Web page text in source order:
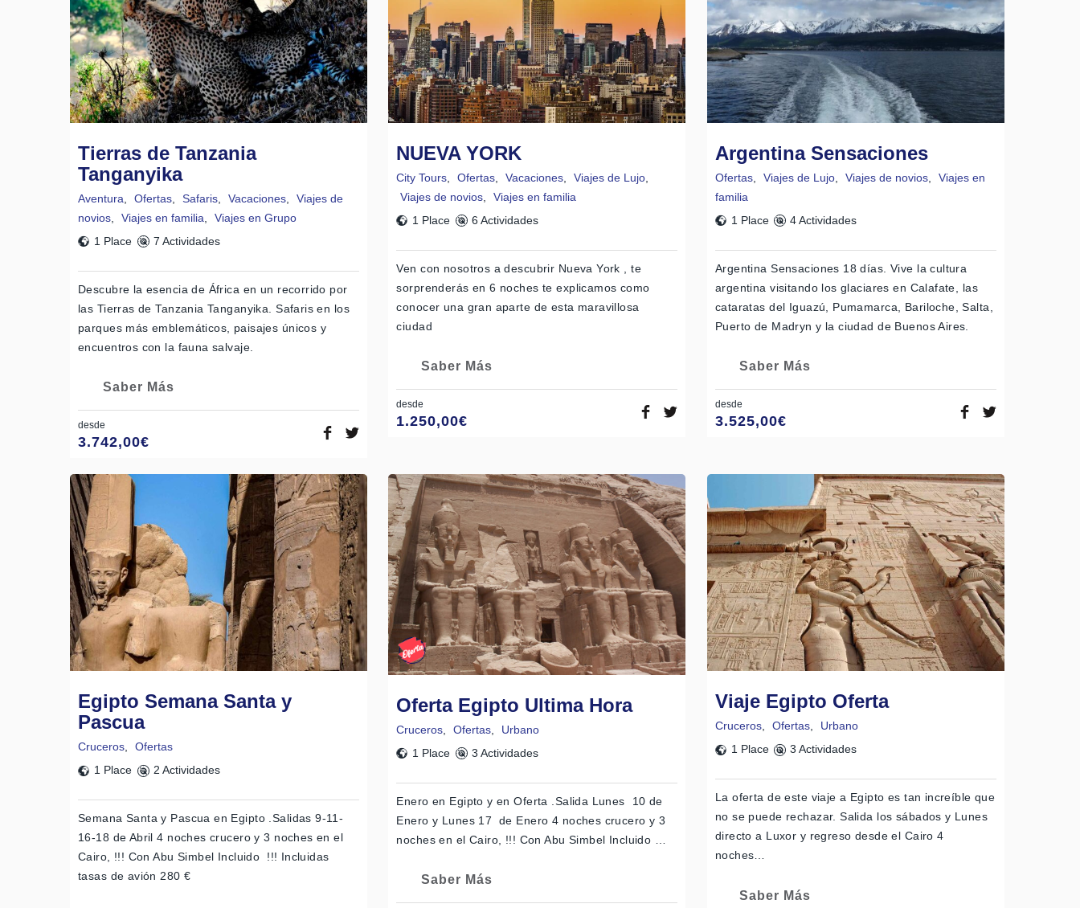
Tierras de Tanzania
Tanganyika
Aventura Ofertas Safaris Vacaciones
Viajes de
novios
Viajes en familia
Viajes en Grupo
1 Place
7 Actividades
Descubre la esencia de África en un recorrido por
las Tierras de Tanzania Tanganyika. Safaris en los
parques más emblemáticos, paisajes únicos y
encuentros con la fauna salvaje.
Saber Más
desde
3.742,00€
NUEVA YORK
City Tours Ofertas Vacaciones Viajes de Lujo
Viajes de novios
Viajes en familia
1 Place
6 Actividades
Ven con nosotros a descubrir Nueva York , te
sorprenderás en 6 noches te explicamos como
conocer una gran aparte de esta maravillosa
ciudad
Saber Más
desde
1.250,00€
Argentina Sensaciones
Ofertas, Viajes de Lujo, Viajes de novios,
Viajes en
familia
1 Place
4 Actividades
Argentina Sensaciones 18 días. Vive la cultura
argentina visitando los glaciares en Calafate, las
cataratas del Iguazú, Pumamarca, Bariloche, Salta,
Puerto de Madryn y la ciudad de Buenos Aires.
Saber Más
desde
3.525,00€
Egipto Semana Santa y
Pascua
Cruceros,
Ofertas
1 Place
2 Actividades
Semana Santa y Pascua en Egipto .Salidas 9-11-
16-18 de Abril 4 noches crucero y 3 noches en el
Cairo, !!! Con Abu Simbel Incluido !!! Incluidas
tasas de avión 280 €
Oferta Egipto Ultima Hora
Cruceros Ofertas
Urbano
1 Place
3 Actividades
Enero en Egipto y en Oferta .Salida Lunes 10 de
Enero y Lunes 17 de Enero 4 noches crucero y 3
noches en el Cairo, !!! Con Abu Simbel Incluido …
Saber Más
Viaje Egipto Oferta
Cruceros, Ofertas,
Urbano
1 Place
3 Actividades
La oferta de este viaje a Egipto es tan increíble que
no se puede rechazar. Salida los sábados y Lunes
directo a Luxor y regreso desde el Cairo 4
noches…
Saber Más